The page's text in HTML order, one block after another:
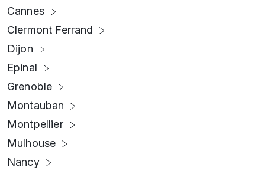
Cannes
Clermont Ferrand
Dijon
Epinal
Grenoble
Montauban
Montpellier
Mulhouse
Nancy